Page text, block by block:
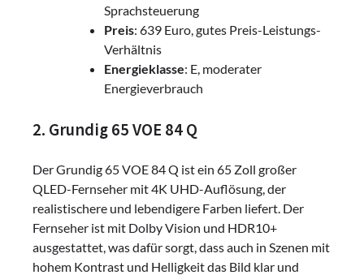
Sprachsteuerung
Preis: 639 Euro, gutes Preis-Leistungs-
Verhältnis
Energieklasse: E, moderater
Energieverbrauch
2. Grundig 65 VOE 84 Q
Der Grundig 65 VOE 84 Q ist ein 65 Zoll großer
QLED-Fernseher mit 4K UHD-Auflösung, der
realistischere und lebendigere Farben liefert. Der
Fernseher ist mit Dolby Vision und HDR10+
ausgestattet, was dafür sorgt, dass auch in Szenen mit
hohem Kontrast und Helligkeit das Bild klar und